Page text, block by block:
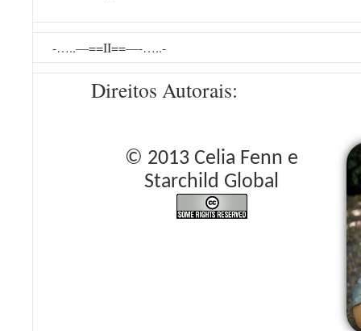
-…..—==II==—-…..-
Direitos Autorais:
© 2013 Celia Fenn e
Starchild Global